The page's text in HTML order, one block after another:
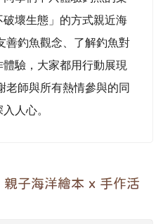
壞生態」的方式親近海
善釣魚觀念、了解釣魚對
驗，大家都用行動展現
老師與所有熱情參與的同
人心。
親子海洋繪本 x 手作活